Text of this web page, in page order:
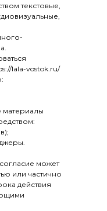
текстовые,
lala-vostok.ru/
может
или частично
действия